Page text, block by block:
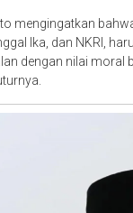
mengingatkan
Ika, dan NKRI,
dengan nilai